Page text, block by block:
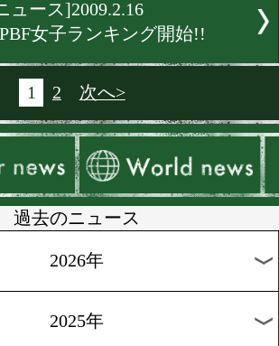
[ニュース]2009.2.19
佐藤幸治、WBA世界挑戦!!
[ニュース]2009.2.19
日本フェザー級王座決戦迫
[ニュース]2009.2.16
小堀佑介、現役続行!!
[ニュース]2009.2.16